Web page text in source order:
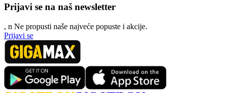
Prijavi se na naš newsletter
, n Ne propusti naše najveće popuste i akcije.
Prijavi se